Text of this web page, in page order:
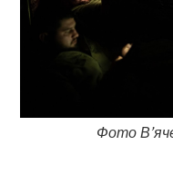
Фото